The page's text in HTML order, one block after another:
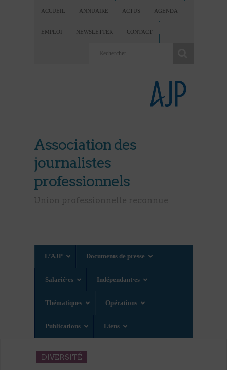
ACCUEIL ANNUAIRE ACTUS AGENDA
EMPLOI NEWSLETTER CONTACT
Association des
journalistes
professionnels
L’AJP Documents de presse
Salarié·es Indépendant·es
Thématiques Opérations
Publications Liens
DIVERSITÉ